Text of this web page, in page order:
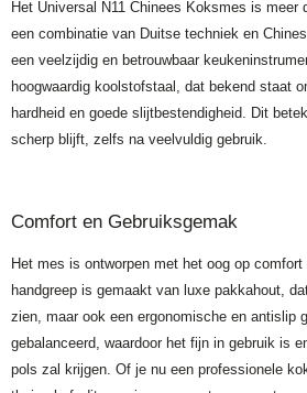
Het Universal N11 Chinees Koksmes is meer
een combinatie van Duitse techniek en
een veelzijdig en betrouwbaar
hoogwaardig koolstofstaal, dat bekend staat
hardheid en goede slijtbestendigheid. Dit
scherp blijft, zelfs na veelvuldig gebruik.
Comfort en Gebruiksgemak
Het mes is ontworpen met het oog op
handgreep is gemaakt van luxe pakkahout,
zien, maar ook een ergonomische en antislip
gebalanceerd, waardoor het fijn in gebruik is
pols zal krijgen. Of je nu een professionele